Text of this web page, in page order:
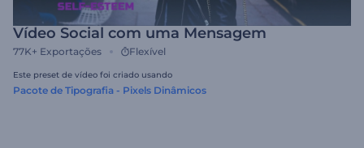
Vídeo Social com uma Mensagem
77K+ Exportações Flexível
Este preset de vídeo foi criado usando
Pacote de Tipografia - Pixels Dinâmicos